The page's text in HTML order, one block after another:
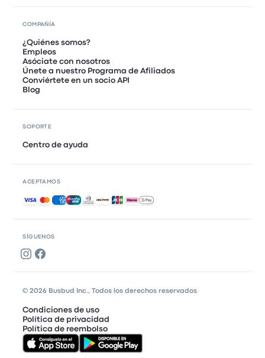
SÍGUENOS
COMPAÑÍA
¿Quiénes somos?
Empleos
Asóciate con nosotros
Únete a nuestro Programa de Afiliados
Conviértete en un socio API
Blog
SOPORTE
Centro de ayuda
ACEPTAMOS
Pagos aceptados
© 2026 Busbud Inc., Todos los derechos reservados
Condiciones de uso
Política de privacidad
Política de reembolso